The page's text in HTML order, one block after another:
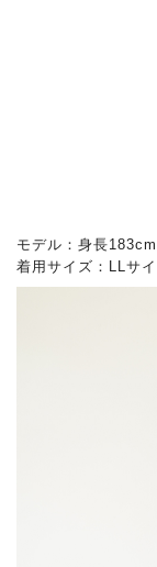
モデル：身長183cm
着用サイズ：LLサ